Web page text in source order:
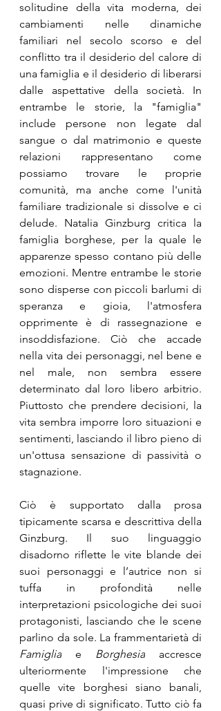
solitudine della vita moderna, dei
cambiamenti nelle dinamiche
familiari nel secolo scorso e del
conflitto tra il desiderio del calore di
una famiglia e il desiderio di liberarsi
dalle aspettative della società. In
entrambe le storie, la "famiglia"
include persone non legate dal
sangue o dal matrimonio e queste
relazioni rappresentano come
possiamo trovare le proprie
comunità, ma anche come l'unità
familiare tradizionale si dissolve e ci
delude. Natalia Ginzburg critica la
famiglia borghese, per la quale le
apparenze spesso contano più delle
emozioni. Mentre entrambe le storie
sono disperse con piccoli barlumi di
speranza e gioia, l'atmosfera
opprimente è di rassegnazione e
insoddisfazione. Ciò che accade
nella vita dei personaggi, nel bene e
nel male, non sembra essere
determinato dal loro libero arbitrio.
Piuttosto che prendere decisioni, la
vita sembra imporre loro situazioni e
sentimenti, lasciando il libro pieno di
un'ottusa sensazione di passività o
stagnazione.
Ciò è supportato dalla prosa
tipicamente scarsa e descrittiva della
Ginzburg. Il suo linguaggio
disadorno riflette le vite blande dei
suoi personaggi e l’autrice non si
tuffa in profondità nelle
interpretazioni psicologiche dei suoi
protagonisti, lasciando che le scene
Famiglia e Borghesia accresce
ulteriormente l'impressione che
quelle vite borghesi siano banali,
quasi prive di significato. Tutto ciò fa